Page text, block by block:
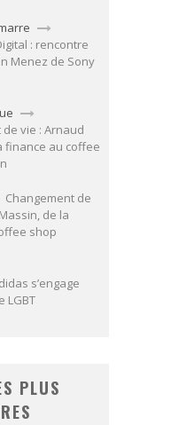
: rencontre
Menez de Sony
vie : Arnaud
finance au coffee
Changement de
de la
shop
s’engage
LGBT
PLUS